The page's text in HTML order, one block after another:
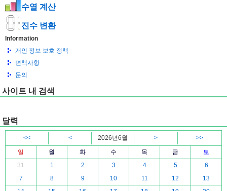
수열 계산
진수 변환
Information
개인 정보 보호 정책
면책사항
문의
사이트 내 검색
달력
<< < 2026년6월 >
>>
일
월 화 수 목 금
토
31
1 2 3 4 5
6
7
8 9 10 11 12
13